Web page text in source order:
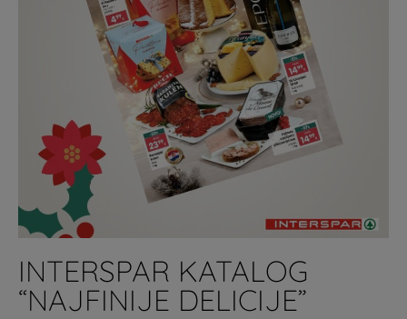
INTERSPAR KATALOG
“NAJFINIJE DELICIJE”